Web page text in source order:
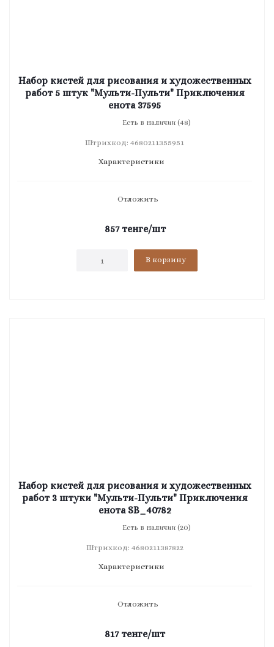
Набор кистей для рисования и художественных
работ 5 штук "Мульти-Пульти" Приключения
енота 37595
Есть в наличии (48)
Штрихкод: 4680211355951
Характеристики
Отложить
857тенге/шт
В корзину
Набор кистей для рисования и художественных
работ 3 штуки "Мульти-Пульти" Приключения
енота SB_40782
Есть в наличии (20)
Штрихкод: 4680211387822
Характеристики
Отложить
817тенге/шт